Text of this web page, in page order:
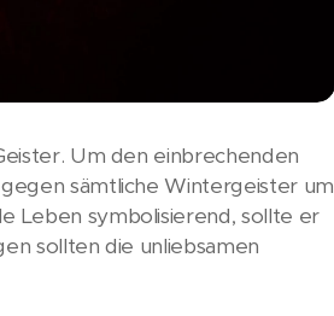
Um den einbrechenden
sämtliche Wintergeister um
Leben symbolisierend, sollte er
sollten die unliebsamen